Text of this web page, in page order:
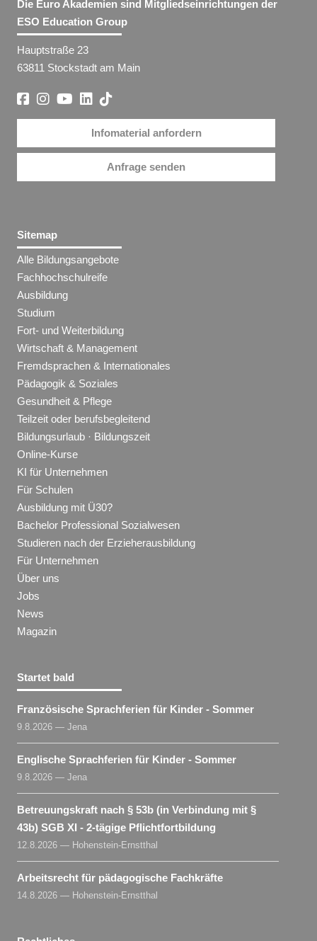
Die Euro Akademien sind Mitgliedseinrichtungen der
ESO Education Group
Hauptstraße 23
63811 Stockstadt am Main
Infomaterial anfordern
Anfrage senden
Sitemap
Alle Bildungsangebote
Fachhochschulreife
Ausbildung
Studium
Fort- und Weiterbildung
Wirtschaft & Management
Fremdsprachen & Internationales
Pädagogik & Soziales
Gesundheit & Pflege
Teilzeit oder berufsbegleitend
Bildungsurlaub · Bildungszeit
Online-Kurse
KI für Unternehmen
Für Schulen
Ausbildung mit Ü30?
Bachelor Professional Sozialwesen
Studieren nach der Erzieherausbildung
Für Unternehmen
Über uns
Jobs
News
Magazin
Startet bald
Französische Sprachferien für Kinder - Sommer
9.8.2026 — Jena
Englische Sprachferien für Kinder - Sommer
9.8.2026 — Jena
Betreuungskraft nach § 53b (in Verbindung mit §
43b) SGB XI - 2-tägige Pflichtfortbildung
12.8.2026 — Hohenstein-Ernstthal
Arbeitsrecht für pädagogische Fachkräfte
14.8.2026 — Hohenstein-Ernstthal